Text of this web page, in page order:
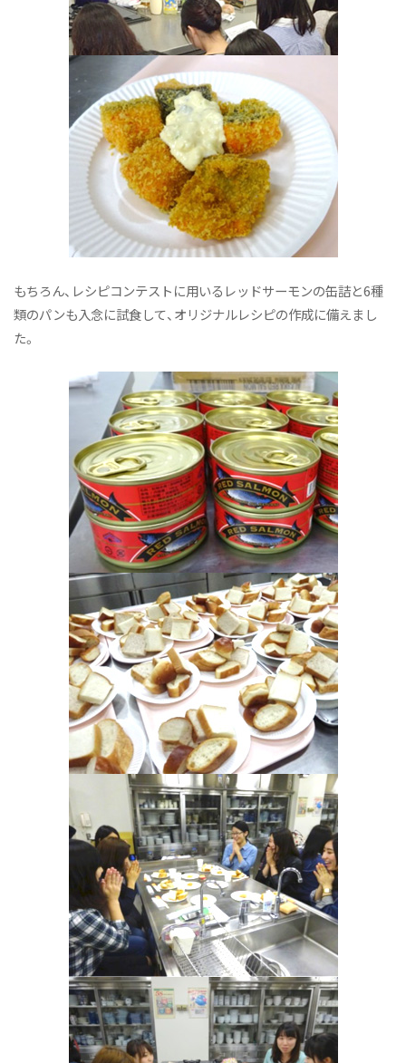
もちろん、レシピコンテストに用いるレッドサーモンの缶詰と6種
類のパンも入念に試食して、オリジナルレシピの作成に備えまし
た。